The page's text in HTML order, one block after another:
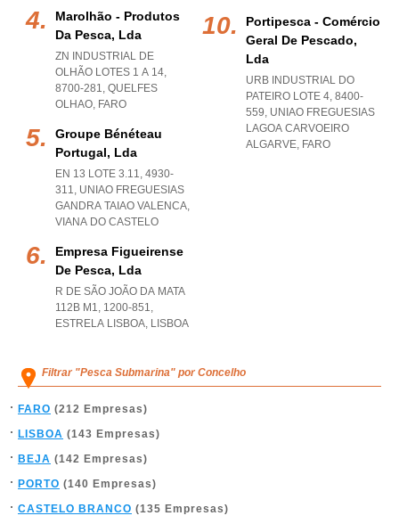
Marolhão - Produtos
Da Pesca, Lda
ZN INDUSTRIAL DE
OLHÃO LOTES 1 A 14,
8700-281, QUELFES
OLHAO, FARO
Groupe Bénéteau
Portugal, Lda
EN 13 LOTE 3.11, 4930-
311, UNIAO FREGUESIAS
GANDRA TAIAO VALENCA,
VIANA DO CASTELO
Empresa Figueirense
De Pesca, Lda
R DE SÃO JOÃO DA MATA
112B M1, 1200-851,
ESTRELA LISBOA, LISBOA
Portipesca - Comércio
Geral De Pescado,
Lda
URB INDUSTRIAL DO
PATEIRO LOTE 4, 8400-
559, UNIAO FREGUESIAS
LAGOA CARVOEIRO
ALGARVE, FARO
Filtrar "Pesca Submarina" por Concelho
FARO (212 Empresas)
LISBOA (143 Empresas)
BEJA (142 Empresas)
PORTO (140 Empresas)
CASTELO BRANCO (135 Empresas)